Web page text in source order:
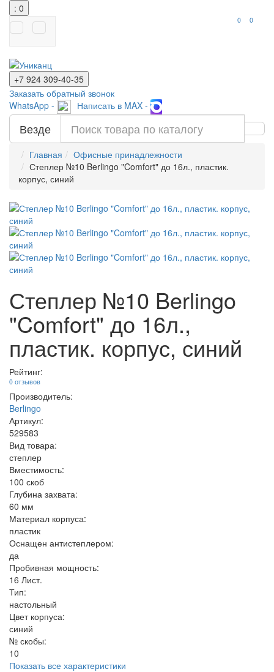
: 0
0 0
+7 924 309-40-35
Заказать обратный звонок
WhatsApp -
Написать в MAX -
Везде
Главная
Офисные принадлежности
Степлер №10 Berlingo "Comfort" до 16л., пластик.
корпус, синий
Степлер №10 Berlingo
"Comfort" до 16л.,
пластик. корпус, синий
Рейтинг:
0 отзывов
Производитель:
Berlingo
Артикул:
529583
Вид товара:
степлер
Вместимость:
100 скоб
Глубина захвата:
60 мм
Материал корпуса:
пластик
Оснащен антистеплером:
да
Пробивная мощность:
16 Лист.
Тип:
настольный
Цвет корпуса:
синий
№ скобы:
10
Показать все характеристики